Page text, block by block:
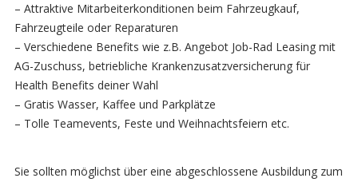
– Attraktive Mitarbeiterkonditionen beim Fahrzeugkauf,
Fahrzeugteile oder Reparaturen
– Verschiedene Benefits wie z.B. Angebot Job-Rad Leasing mit
AG-Zuschuss, betriebliche Krankenzusatzversicherung für
Health Benefits deiner Wahl
– Gratis Wasser, Kaffee und Parkplätze
– Tolle Teamevents, Feste und Weihnachtsfeiern etc.
Sie sollten möglichst über eine abgeschlossene Ausbildung zum